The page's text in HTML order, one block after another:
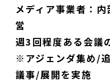
メディア事業者：
営
週3回程度ある会議
※アジェンダ集め/
議事/展開を実施